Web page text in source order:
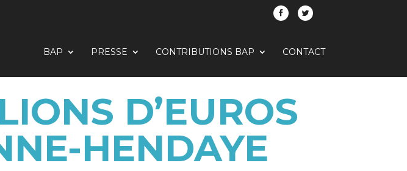
BAP PRESSE CONTRIBUTIONS BAP CONTACT
D’EUROS
HENDAYE